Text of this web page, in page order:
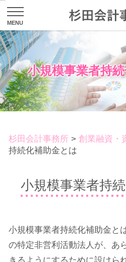
小規模事業者持
杉田会計事務所 > 創業融資・
持続化補助金とは
小規模事業者持
小規模事業者持続化補助金と
の特定非営利活動法人が、あ
きるようにするために設けら